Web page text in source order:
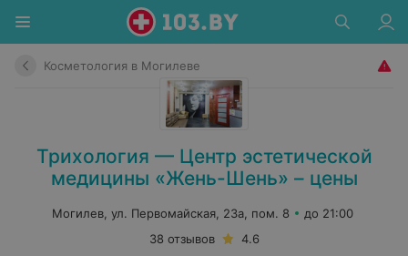
Косметология в Могилеве
Трихология — Центр эстетической
медицины «Жень-Шень» – цены
Могилев, ул. Первомайская, 23а, пом. 8
до 21:00
38 отзывов
4.6